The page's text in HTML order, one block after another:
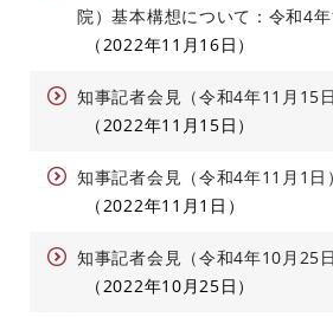
院）基本構想について：令和4年
2022年11月16日
知事記者会見（令和4年11月15日
2022年11月15日
知事記者会見（令和4年11月1日）
2022年11月1日
知事記者会見（令和4年10月25日
2022年10月25日